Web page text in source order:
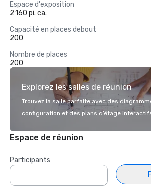
Espace d'exposition
2 160 pi. ca.
Capacité en places debout
200
Nombre de places
200
Explorez les salles de réunion
Trouvez la salle parfaite avec des
configuration et des plans d’étage
Espace de réunion
Participants